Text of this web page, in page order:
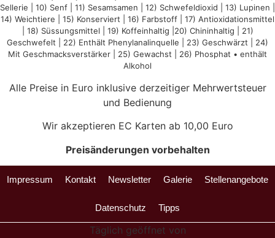
Sellerie | 10) Senf | 11) Sesamsamen | 12) Schwefeldioxid | 13) Lupinen |
14) Weichtiere | 15) Konserviert | 16) Farbstoff | 17) Antioxidationsmittel
| 18) Süssungsmittel | 19) Koffeinhaltig |20) Chininhaltig | 21)
Geschwefelt | 22) Enthält Phenylanalinquelle | 23) Geschwärzt | 24)
Mit Geschmacksverstärker | 25) Gewachst | 26) Phosphat • enthält
Alkohol
Alle Preise in Euro inklusive derzeitiger Mehrwertsteuer
und Bedienung
Wir akzeptieren EC Karten ab 10,00 Euro
Preisänderungen vorbehalten
Impressum Kontakt Newsletter Galerie Stellenangebote
Datenschutz Tipps
Täglich geöffnet von